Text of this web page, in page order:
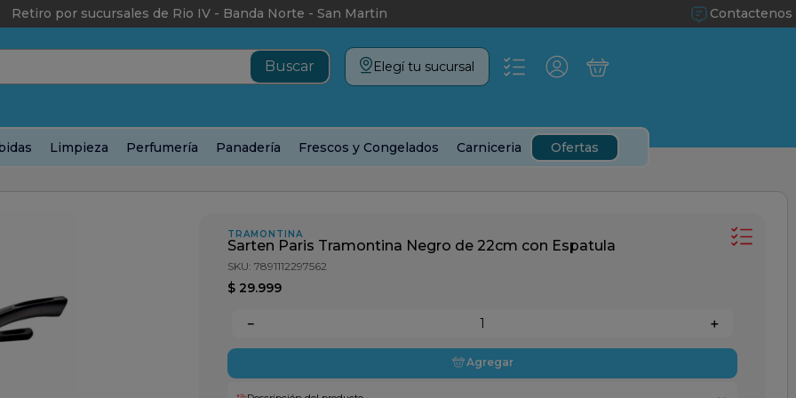
Retiro por sucursales de Rio IV - Banda Norte - San Martin Contactenos
Elegí tu sucursal
Limpieza Perfumería Panadería Frescos y Congelados Carniceria Ofertas
TRAMONTINA
Sarten Paris Tramontina Negro de 22cm con Espatula
SKU: 7891112297562
$ 29.999
＋
－
Agregar